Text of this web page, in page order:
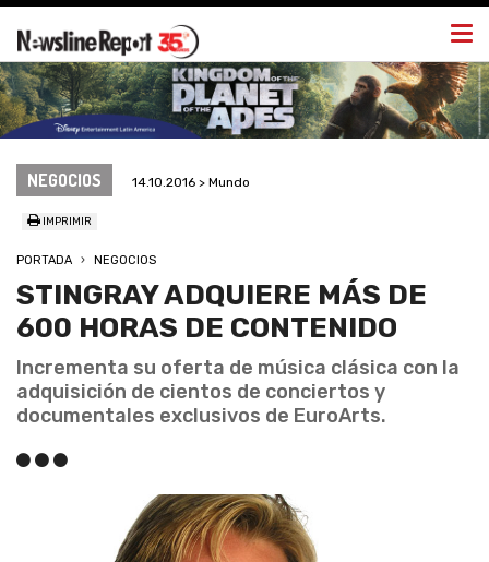
NEGOCIOS 14.10.2016 > Mundo
IMPRIMIR
PORTADA NEGOCIOS
STINGRAY ADQUIERE MÁS DE
600 HORAS DE CONTENIDO
Incrementa su oferta de música clásica con la
adquisición de cientos de conciertos y
documentales exclusivos de EuroArts.